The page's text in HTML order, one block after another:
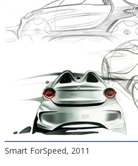
Smart ForSpeed, 2011